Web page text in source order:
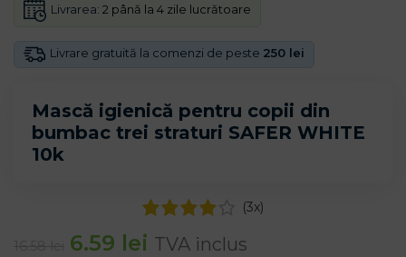
Mască igienică pentru copii din
bumbac trei straturi SAFER WHITE
10k
Livrare gratuită la comenzi de peste 250 lei
Livrarea: 2 până la 4 zile lucrătoare
(3x)
6.59 lei TVA inclus